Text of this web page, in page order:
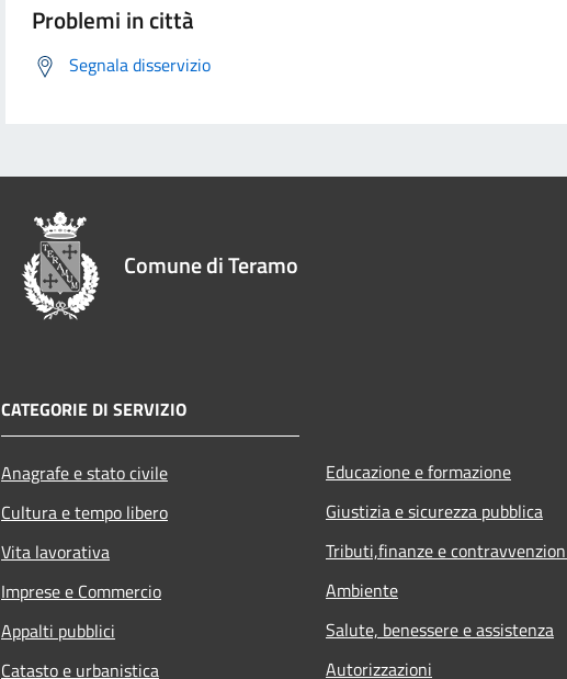
Problemi in città
Segnala disservizio
Comune di Teramo
CATEGORIE DI SERVIZIO
Anagrafe e stato civile
Cultura e tempo libero
Vita lavorativa
Imprese e Commercio
Appalti pubblici
Catasto e urbanistica
Educazione e formazione
Giustizia e sicurezza pubblica
Tributi,finanze e
Ambiente
Salute, benessere e assistenza
Autorizzazioni